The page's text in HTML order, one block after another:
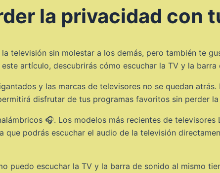
la privacidad con
televisión sin molestar a los demás, pero también te
este artículo, descubrirás cómo escuchar la TV y la
y las marcas de televisores no se quedan
disfrutar de tus programas favoritos sin perder
🎧. Los modelos más recientes de
que podrás escuchar el audio de la televisión
puedo escuchar la TV y la barra de sonido al mismo